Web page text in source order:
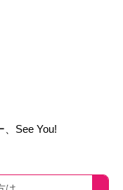
See You!